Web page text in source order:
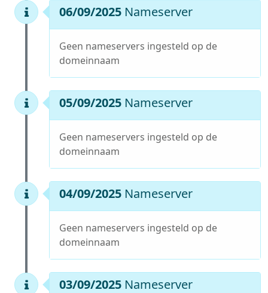
06/09/2025 Nameserver
Geen nameservers ingesteld op de
domeinnaam
05/09/2025 Nameserver
Geen nameservers ingesteld op de
domeinnaam
04/09/2025 Nameserver
Geen nameservers ingesteld op de
domeinnaam
03/09/2025 Nameserver